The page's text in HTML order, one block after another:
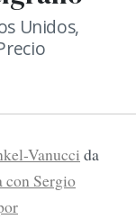
Unidos,
Vanucci da
con Sergio